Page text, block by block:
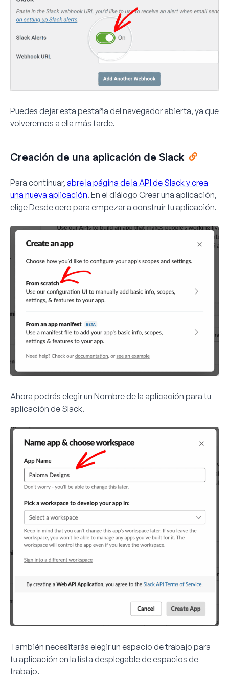
Puedes dejar esta pestaña del navegador abierta, ya que
volveremos a ella más tarde.
Creación de una aplicación de Slack
Para continuar, abre la página de la API de Slack y crea
una nueva aplicación. En el diálogo Crear una aplicación,
eligeDesde cero para empezar a construir tu aplicación.
Ahora podrás elegir un Nombre de la aplicación para tu
aplicación de Slack.
También necesitarás elegir un espacio de trabajo para
tu aplicación en la lista desplegable de espacios de
trabajo.